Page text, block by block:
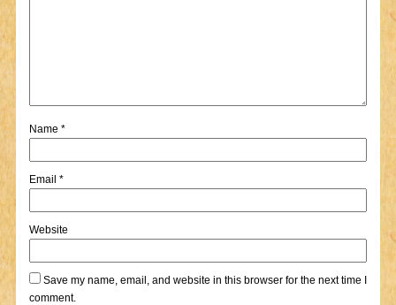
Name *
Email *
Website
Save my name, email, and website in this browser for the next time I
comment.